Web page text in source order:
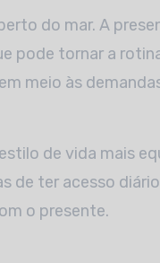
do mar. A
pode tornar a
meio às
de vida mais
de ter acesso
o presente.